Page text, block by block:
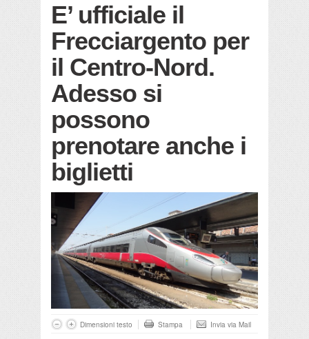
E’ ufficiale il
Frecciargento per
il Centro-Nord.
Adesso si
possono
prenotare anche i
biglietti
Dimensioni testo Stampa Invia via Mail